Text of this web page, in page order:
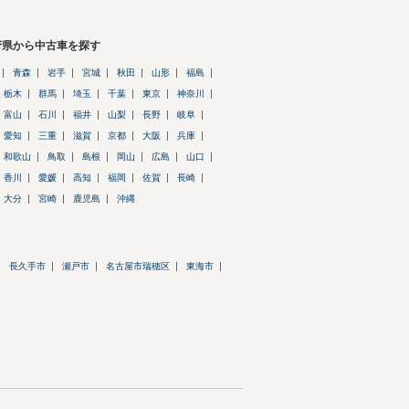
から中古車を探す
青森 岩手 宮城 秋田 山形 福島
栃木 群馬 埼玉 千葉 東京 神奈川
富山 石川 福井 山梨 長野 岐阜
愛知 三重 滋賀 京都 大阪 兵庫
和歌山 鳥取 島根 岡山 広島 山口
香川 愛媛 高知 福岡 佐賀 長崎
大分 宮崎 鹿児島 沖縄
長久手市 瀬戸市 名古屋市瑞穂区 東海市